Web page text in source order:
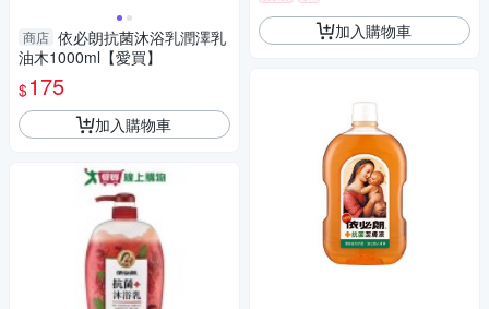
商店 依必朗抗菌沐浴乳潤澤乳
油木1000ml【愛買】
$175
加入購物車
加入購物車